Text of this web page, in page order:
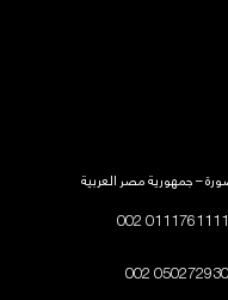
– جمهورية مصر العربية